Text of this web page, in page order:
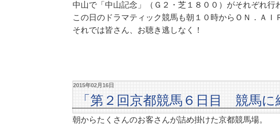
中山で「中山記念」（Ｇ２・芝１８００）がそれぞれ行
この日のドラマティック競馬も朝１０時からＯＮ．ＡＩ
それでは皆さん、お聴き逃しなく！
2015年02月16日
「第２回京都競馬６日目 競馬に
朝からたくさんのお客さんが詰め掛けた京都競馬場。